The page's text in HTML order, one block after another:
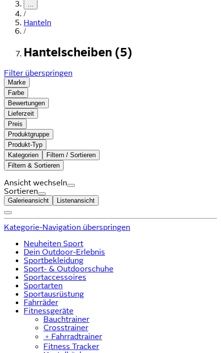
...
/
Hanteln
/
Hantelscheiben (5)
Filter überspringen
Marke
Farbe
Bewertungen
Lieferzeit
Preis
Produktgruppe
Produkt-Typ
Kategorien
Filtern / Sortieren
Filtern & Sortieren
Ansicht wechseln
Sortieren
Galerieansicht Listenansicht
Kategorie-Navigation überspringen
Neuheiten Sport
Dein Outdoor-Erlebnis
Sportbekleidung
Sport- & Outdoorschuhe
Sportaccessoires
Sportarten
Sportausrüstung
Fahrräder
Fitnessgeräte
Bauchtrainer
Crosstrainer
﹢ Fahrradtrainer
Fitness Tracker